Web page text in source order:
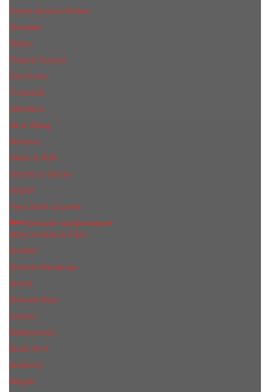
Sarah Jessica Parker
Shiseido
Sisley
Tiziana Terenzi
Tom Ford
Trussardi
Valentino
Vera Wang
Versace
Viktor & Rolf
Victoria s Secret
Xerjoff
Yves Saint Laurent
Мужская парфюмерия
Abercrombie & Fitch
Annifen
Antonio Banderas
Armaf
Armand Basi
Azzaro
Baldessarini
Bond № 9
Burberry
Bvlgari